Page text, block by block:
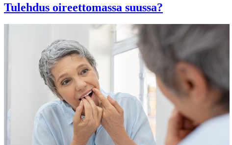
Tulehdus oireettomassa suussa?